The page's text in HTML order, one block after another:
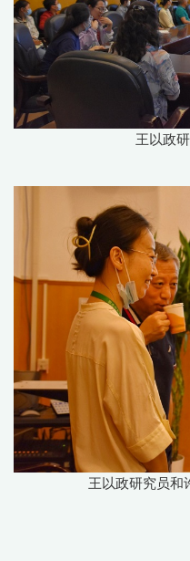
王以政
王以政研究员和